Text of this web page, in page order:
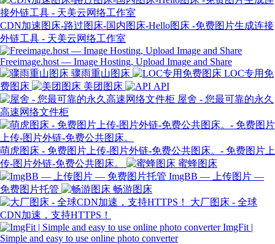
CDN加速图床-路过图床-国内图床-Hello图床 -免费图片生成连接
外链工具 - 天美云网络工作室
Freeimage.host — Image Hosting, Upload Image and Share
骤雨重山图床
LOC专用免
费图床
美团图床
API
屋舍 - 您最可靠的永久
高速网络文件柜
萌虎图床 - 免费图片上传-图片外链-免费公共图床。- 免费图片上
传-图片外链-免费公共图床。
蜜蜂图床
ImgBB — 上传图片 —
免费图片托管
畅游图床
大厂图床 - 全球
CDN加速，支持HTTPS！
ImgFit |
Simple and easy to use online photo converter